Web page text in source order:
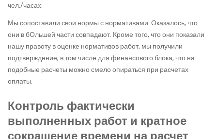
чел./часах.
Мы сопоставили свои нормы с нормативами. Оказалось, что
они в бОльшей части совпадают. Кроме того, что они показали
нашу правоту в оценке нормативов работ, мы получили
подтверждение, в том числе для финансового блока, что на
подобные расчеты можно смело опираться при расчетах
оплаты.
Контроль фактически
выполненных работ и кратное